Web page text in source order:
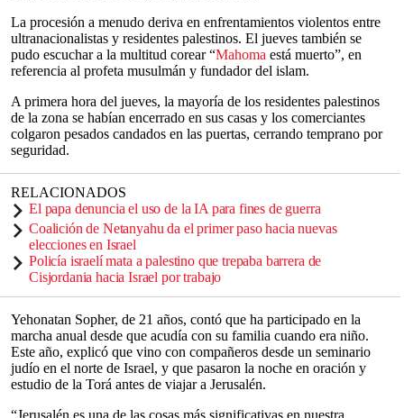
La procesión a menudo deriva en enfrentamientos violentos entre
ultranacionalistas y residentes palestinos. El jueves también se
pudo escuchar a la multitud corear “Mahoma está muerto”, en
referencia al profeta musulmán y fundador del islam.
A primera hora del jueves, la mayoría de los residentes palestinos
de la zona se habían encerrado en sus casas y los comerciantes
colgaron pesados candados en las puertas, cerrando temprano por
seguridad.
RELACIONADOS
El papa denuncia el uso de la IA para fines de guerra
Coalición de Netanyahu da el primer paso hacia nuevas
elecciones en Israel
Policía israelí mata a palestino que trepaba barrera de
Cisjordania hacia Israel por trabajo
Yehonatan Sopher, de 21 años, contó que ha participado en la
marcha anual desde que acudía con su familia cuando era niño.
Este año, explicó que vino con compañeros desde un seminario
judío en el norte de Israel, y que pasaron la noche en oración y
estudio de la Torá antes de viajar a Jerusalén.
“Jerusalén es una de las cosas más significativas en nuestra